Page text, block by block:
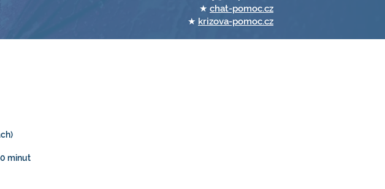
★ chat-pomoc.cz
★ krizova-pomoc.cz
minut